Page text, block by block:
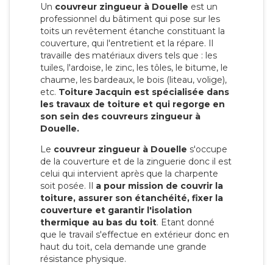
Un couvreur zingueur à Douelle est un
professionnel du bâtiment qui pose sur les
toits un revêtement étanche constituant la
couverture, qui l'entretient et la répare. Il
travaille des matériaux divers tels que : les
tuiles, l'ardoise, le zinc, les tôles, le bitume, le
chaume, les bardeaux, le bois (liteau, volige),
etc. Toiture Jacquin est spécialisée dans
les travaux de toiture et qui regorge en
son sein des couvreurs zingueur à
Douelle.
Le couvreur zingueur à Douelle s'occupe
de la couverture et de la zinguerie donc il est
celui qui intervient après que la charpente
soit posée. Il a pour mission de couvrir la
toiture, assurer son étanchéité, fixer la
couverture et garantir l'isolation
thermique au bas du toit. Etant donné
que le travail s'effectue en extérieur donc en
haut du toit, cela demande une grande
résistance physique.